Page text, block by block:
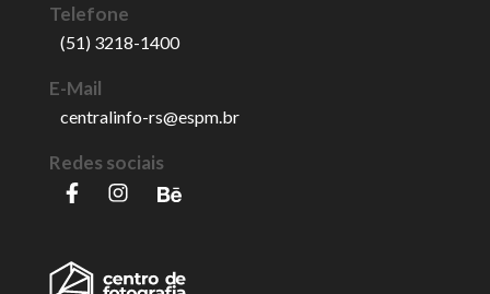
Telefone
(51) 3218-1400
E-Mail
centralinfo-rs@espm.br
Redes sociais